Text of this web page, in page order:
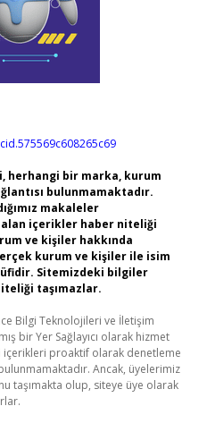
herhangi bir marka, kurum
bulunmamaktadır.
makaleler
alan içerikler haber niteliği
ve kişiler hakkında
kurum ve kişiler ile isim
Sitemizdeki bilgiler
taşımazlar.
Bilgi Teknolojileri ve İletişim
bir Yer Sağlayıcı olarak hizmet
proaktif olarak denetleme
Ancak, üyelerimiz
taşımakta olup, siteye üye olarak